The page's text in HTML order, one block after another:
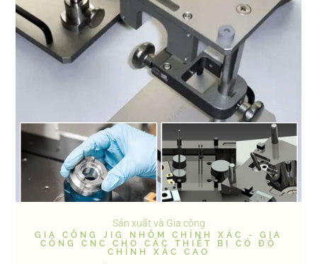
Sản xuất và Gia công
GIA CÔNG JIG NHÔM CHÍNH XÁC - GIA
CÔNG CNC CHO CÁC THIẾT BỊ CÓ ĐỘ
CHÍNH XÁC CAO